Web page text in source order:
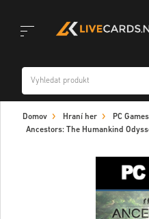
navigation
Domov Hraní her PC Games
Ancestors: The Humankind